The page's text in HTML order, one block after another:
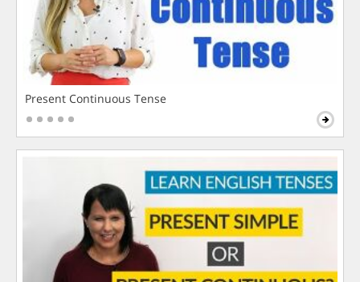
Present Continuous Tense